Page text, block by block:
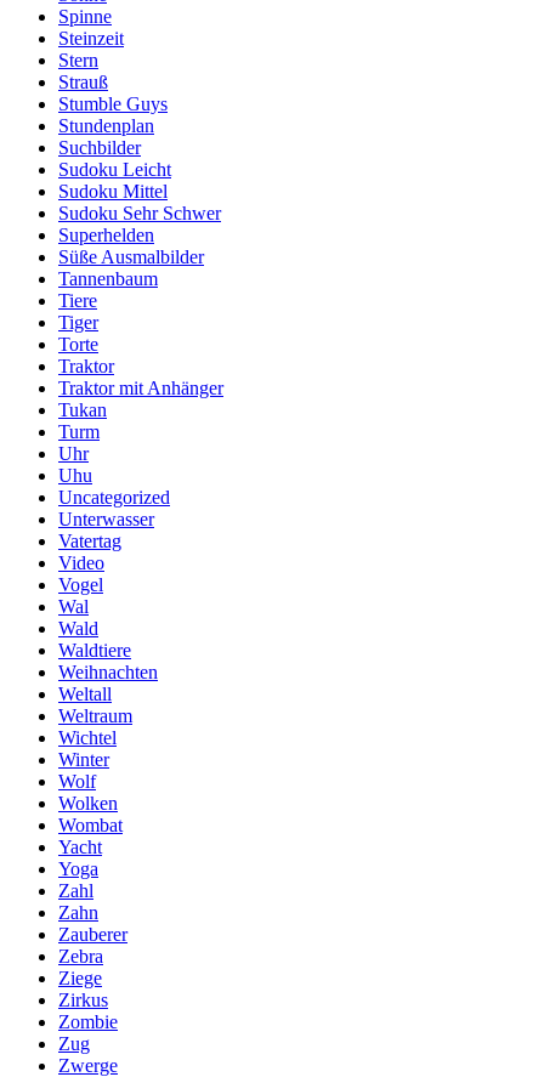
Spinne
Steinzeit
Stern
Strauß
Stumble Guys
Stundenplan
Suchbilder
Sudoku Leicht
Sudoku Mittel
Sudoku Sehr Schwer
Superhelden
Süße Ausmalbilder
Tannenbaum
Tiere
Tiger
Torte
Traktor
Traktor mit Anhänger
Tukan
Turm
Uhr
Uhu
Uncategorized
Unterwasser
Vatertag
Video
Vogel
Wal
Wald
Waldtiere
Weihnachten
Weltall
Weltraum
Wichtel
Winter
Wolf
Wolken
Wombat
Yacht
Yoga
Zahl
Zahn
Zauberer
Zebra
Ziege
Zirkus
Zombie
Zug
Zwerge